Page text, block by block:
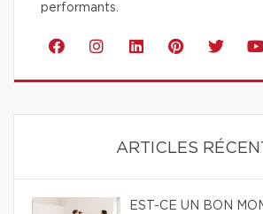
performants.
ARTICLES
EST-CE UN BON